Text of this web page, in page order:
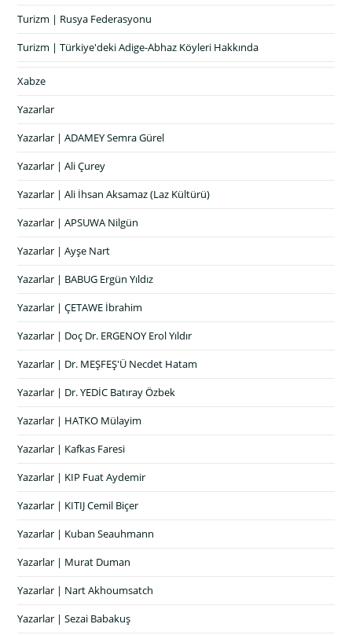
Turizm | Rusya Federasyonu
Turizm | Türkiye'deki Adige-Abhaz Köyleri Hakkında
Xabze
Yazarlar
Yazarlar | ADAMEY Semra Gürel
Yazarlar | Ali Çurey
Yazarlar | Ali İhsan Aksamaz (Laz Kültürü)
Yazarlar | APSUWA Nilgün
Yazarlar | Ayşe Nart
Yazarlar | BABUG Ergün Yıldız
Yazarlar | ÇETAWE İbrahim
Yazarlar | Doç Dr. ERGENOY Erol Yıldır
Yazarlar | Dr. MEŞFEŞ'Ü Necdet Hatam
Yazarlar | Dr. YEDİC Batıray Özbek
Yazarlar | HATKO Mülayim
Yazarlar | Kafkas Faresi
Yazarlar | KIP Fuat Aydemir
Yazarlar | KITIJ Cemil Biçer
Yazarlar | Kuban Seauhmann
Yazarlar | Murat Duman
Yazarlar | Nart Akhoumsatch
Yazarlar | Sezai Babakuş